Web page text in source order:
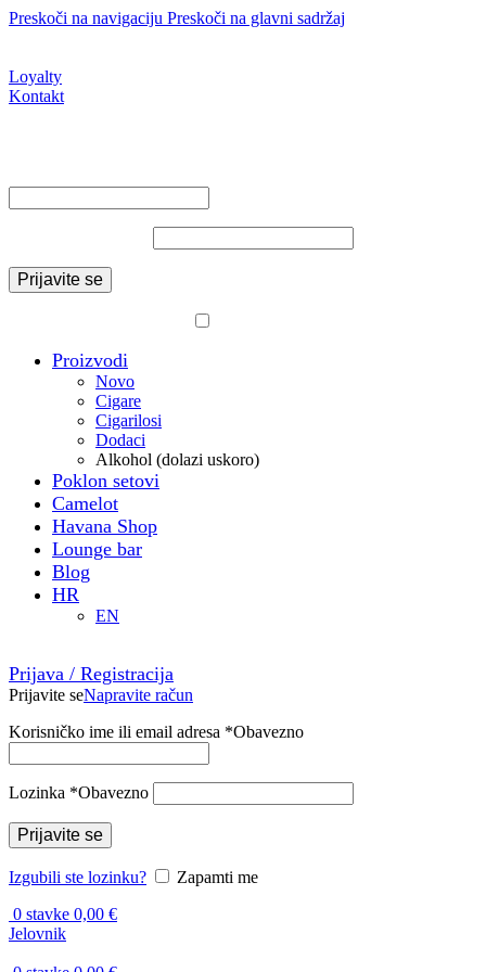
Preskoči na navigaciju Preskoči na glavni sadržaj
Loyalty
Kontakt
Prijavite se
Proizvodi
Novo
Cigare
Cigarilosi
Dodaci
Alkohol (dolazi uskoro)
Poklon setovi
Camelot
Havana Shop
Lounge bar
Blog
HR
EN
Prijava / Registracija
Prijavite seNapravite račun
Korisničko ime ili email adresa *Obavezno
Lozinka *Obavezno
Prijavite se
Izgubili ste lozinku?
Zapamti me
0 stavke 0,00 €
Jelovnik